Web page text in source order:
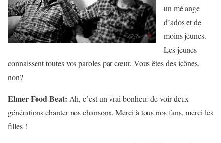
un mélange
d’ados et de
moins jeunes.
Les jeunes
connaissent toutes vos paroles par cœur. Vous êtes des icônes,
non?
Elmer Food Beat: Ah, c’est un vrai bonheur de voir deux
générations chanter nos chansons. Merci à tous nos fans, merci les
filles !